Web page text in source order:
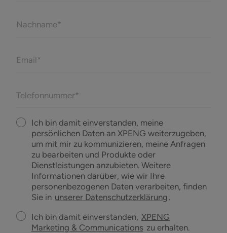
Ich bin damit einverstanden, meine
persönlichen Daten an XPENG weiterzugeben,
um mit mir zu kommunizieren, meine Anfragen
zu bearbeiten und Produkte oder
Dienstleistungen anzubieten. Weitere
Informationen darüber, wie wir Ihre
personenbezogenen Daten verarbeiten, finden
Sie in unserer Datenschutzerklärung .
Ich bin damit einverstanden, XPENG
Marketing & Communications zu erhalten.